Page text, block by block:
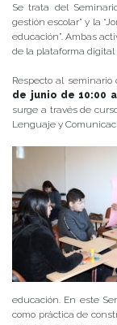
Se trata del
gestión escolar” y la
educación”. Ambas
de la plataforma digital
Respecto al
de junio de 10:00
surge a través de
Lenguaje y
educación. En este
como práctica de